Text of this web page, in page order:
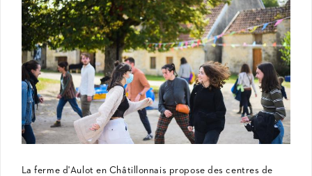
La ferme d'Aulot en Châtillonnais propose des centres de